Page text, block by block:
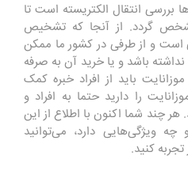
بررسی انتقال الکتریسته است تا
گردد. از آنجا که تشخیص
است و از طرفی در کشور ما ممکن
باشد و یا خرید آن به صرفه
باید از افراد خبره کمک
را دارید حتما به افراد و
هر چند شما اکنون با اطلاع از این
ویژگی‌هایی دارد، می‌توانید
کنید.